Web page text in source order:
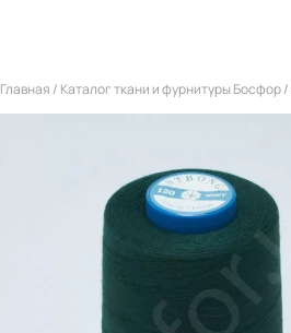
Главная Каталог ткани и фурнитуры Босфор